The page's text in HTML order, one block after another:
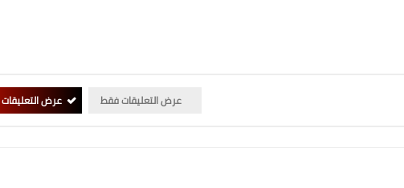
عرض التعليقات فقط عرض التعليقات